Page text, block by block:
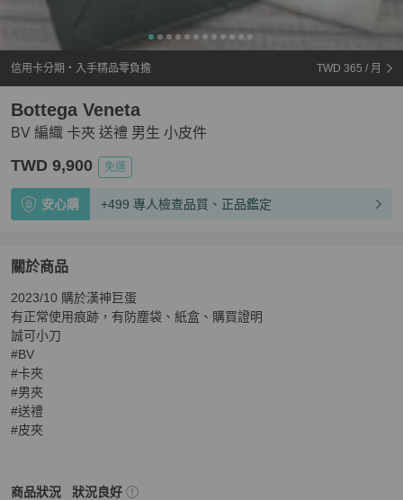
信用卡分期・入手精品零負擔 TWD 365 / 月
BV 編織 卡夾 送禮 男生 小皮件
Bottega Veneta
TWD 9,900 免運
安心購 +499 專人檢查品質、正品鑑定
關於商品
關於BV 編織 卡夾 送禮 男生 小皮件
2023/10 購於漢神巨蛋
有正常使用痕跡，有防塵袋、紙盒、購買證明
誠可小刀
#BV
#卡夾
#男夾
#送禮
#皮夾
商品狀況
Bottega Veneta男士錢包 / 小皮件
狀況良好